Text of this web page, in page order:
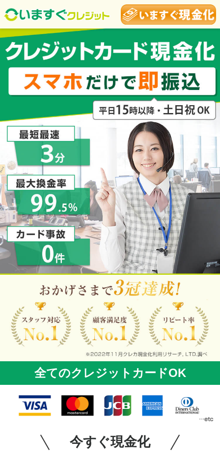
全てのクレジットカードOK
今すぐ現金化